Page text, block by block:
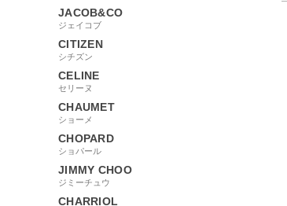
JACOB&CO
ジェイコブ
CITIZEN
シチズン
CELINE
セリーヌ
CHAUMET
ショーメ
CHOPARD
ショパール
JIMMY CHOO
ジミーチュウ
CHARRIOL